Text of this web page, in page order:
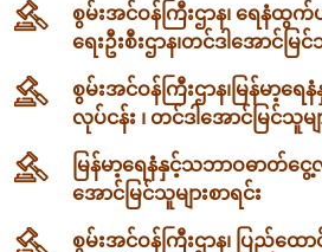
စွမ်းအင်ဝန်ကြီးဌာန၊ ရေနံထွက်
ရေးဦးစီးဌာန၊တင်ဒါအောင်မ
စွမ်းအင်ဝန်ကြီးဌာန၊မြန်မာ့ရ
လုပ်ငန်း ၊ တင်ဒါအောင်မြင်သူမျ
မြန်မာ့ရေနံနှင့်သဘာဝဓာတ်ငွေ့
အောင်မြင်သူများစာရင်း
စွမ်းအင်ဝန်ကြီးဌာန၊ ပြည်ထောင်